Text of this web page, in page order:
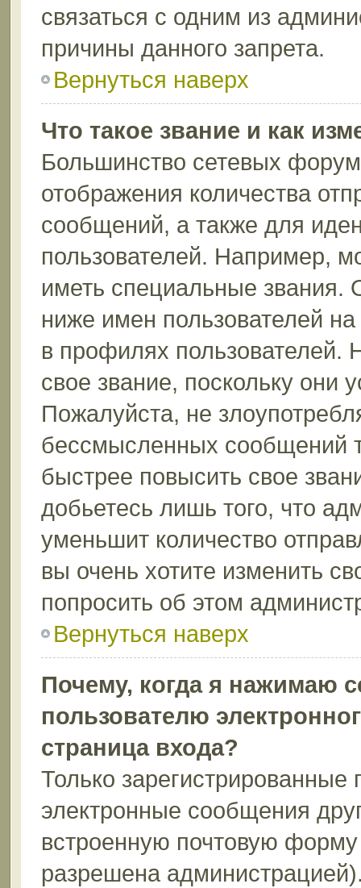
связаться с одним из
причины данного запрета.
Вернуться наверх
Что такое звание и как
Большинство сетевых
отображения количества
сообщений, а также для
пользователей. Например,
иметь специальные звания.
ниже имен пользователей
в профилях
свое звание, поскольку они
Пожалуйста, не
бессмысленных сообщений
быстрее повысить свое
добьетесь лишь того, что
уменьшит количество
вы очень хотите изменить
попросить об этом
Вернуться наверх
Почему, когда я нажимаю
пользователю
страница входа?
Только зарегистрированные
электронные сообщения
встроенную почтовую
разрешена